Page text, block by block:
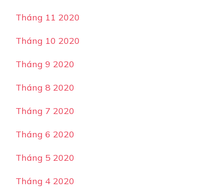
Tháng 11 2020
Tháng 10 2020
Tháng 9 2020
Tháng 8 2020
Tháng 7 2020
Tháng 6 2020
Tháng 5 2020
Tháng 4 2020